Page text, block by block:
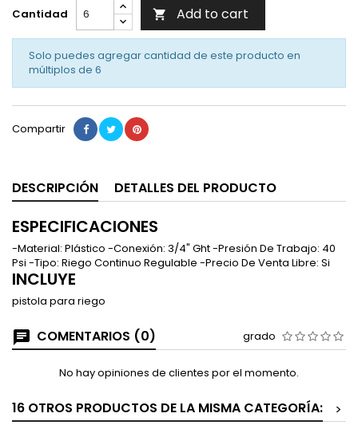
Cantidad  Add to cart
Solo puedes agregar cantidad de este producto en
múltiplos de 6
Compartir
DESCRIPCIÓN DETALLES DEL PRODUCTO
ESPECIFICACIONES
-Material: Plástico -Conexión: 3/4" Ght -Presión De Trabajo: 40
Psi -Tipo: Riego Continuo Regulable -Precio De Venta Libre: Si
INCLUYE
pistola para riego
COMENTARIOS (0) grado
No hay opiniones de clientes por el momento.
16 OTROS PRODUCTOS DE LA MISMA CATEGORÍA:
>